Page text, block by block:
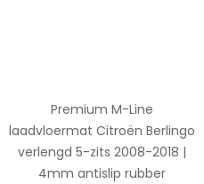
Premium M-Line
laadvloermat Citroën Berlingo
verlengd 5-zits 2008-2018 |
4mm antislip rubber